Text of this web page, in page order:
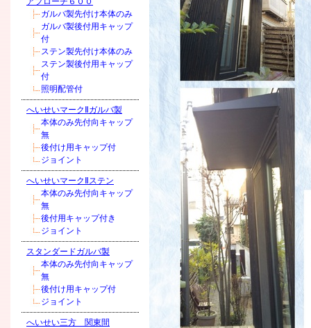
ガルバ製先付け本体のみ
ガルバ製後付用キャップ
付
ステン製先付け本体のみ
ステン製後付用キャップ
付
照明配管付
へいせいマークⅡガルバ製
本体のみ先付向キャップ
無
後付け用キャップ付
ジョイント
へいせいマークⅡステン
本体のみ先付向キャップ
無
後付用キャップ付き
ジョイント
スタンダードガルバ製
本体のみ先付向キャップ
無
後付け用キャップ付
ジョイント
へいせい三方 関東間